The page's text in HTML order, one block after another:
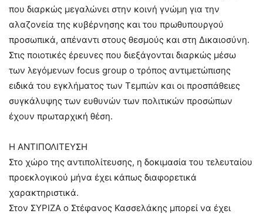
που διαρκώς μεγαλώνει στην κοινή γνώμη για την
αλαζονεία της κυβέρνησης και του πρωθυπουργού
προσωπικά, απέναντι στους θεσμούς και στη Δικαιοσύνη.
Στις ποιοτικές έρευνες που διεξάγονται διαρκώς μέσω
των λεγόμενων focus group ο τρόπος αντιμετώπισης
ειδικά του εγκλήματος των Τεμπών και οι προσπάθειες
συγκάλυψης των ευθυνών των πολιτικών προσώπων
έχουν πρωταρχική θέση.
Η ΑΝΤΙΠΟΛΙΤΕΥΣΗ
Στο χώρο της αντιπολίτευσης, η δοκιμασία του τελευταίου
προεκλογικού μήνα έχει κάπως διαφορετικά
χαρακτηριστικά.
Στον ΣΥΡΙΖΑ ο Στέφανος Κασσελάκης μπορεί να έχει